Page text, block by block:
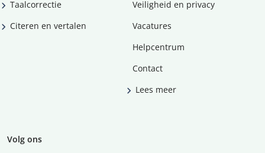
Taalcorrectie
Citeren en vertalen
Veiligheid en privacy
Vacatures
Helpcentrum
Contact
Lees meer
Volg ons